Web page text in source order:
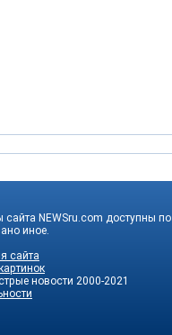
сайта NEWSru.com доступны
иное.
сайта
новости 2000-2021